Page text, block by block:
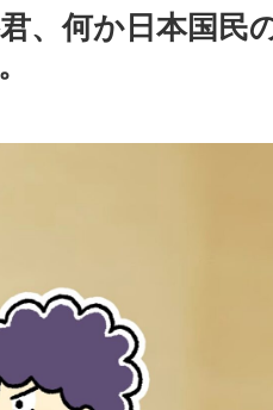
、何か日本国民